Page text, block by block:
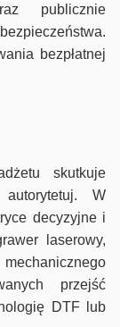
publicznie
bezpłatnej
skutkuje
W
decyzyjne i
laserowy,
przejść
DTF lub